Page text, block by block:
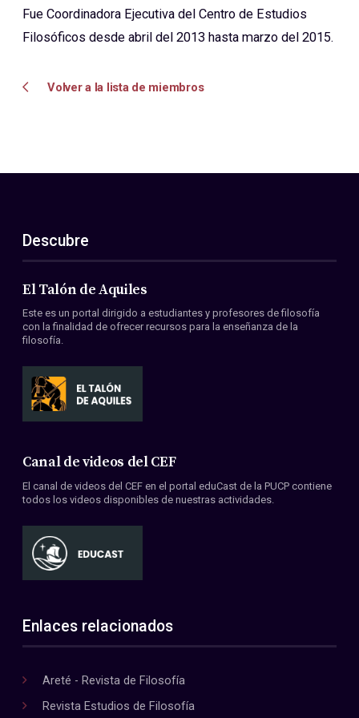
Fue Coordinadora Ejecutiva del Centro de Estudios
Filosóficos desde abril del 2013 hasta marzo del 2015.
Volver a la lista de miembros
Descubre
El Talón de Aquiles
Este es un portal dirigido a estudiantes y profesores de filosofía
con la finalidad de ofrecer recursos para la enseñanza de la
filosofía.
Canal de videos del CEF
El canal de videos del CEF en el portal eduCast de la PUCP contiene
todos los videos disponibles de nuestras actividades.
Enlaces relacionados
Areté - Revista de Filosofía
Revista Estudios de Filosofía